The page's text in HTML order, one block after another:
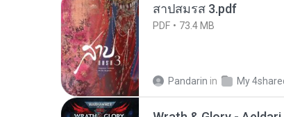
สาปสมรส 3.pdf
PDF 73.4 MB
Pandarin in My